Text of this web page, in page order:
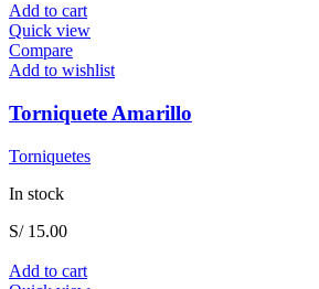
Add to cart
Quick view
Compare
Add to wishlist
Torniquete Amarillo
Torniquetes
In stock
S/15.00
Add to cart